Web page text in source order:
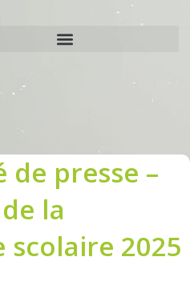
presse –
la
scolaire 2025